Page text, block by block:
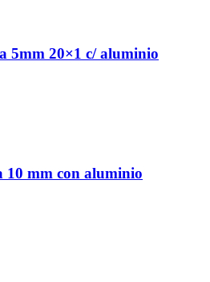
5mm 20×1 c/ aluminio
10 mm con aluminio